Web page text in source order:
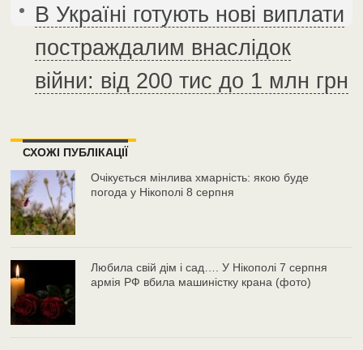
В Україні готують нові виплати
постраждалим внаслідок
війни: від 200 тис до 1 млн грн
СХОЖІ ПУБЛІКАЦІЇ
Очікується мінлива хмарність: якою буде
погода у Нікополі 8 серпня
Любила свій дім і сад…. У Нікополі 7 серпня
армія РФ вбила машиністку крана (фото)